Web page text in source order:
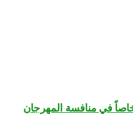
في منافسة المهرجان